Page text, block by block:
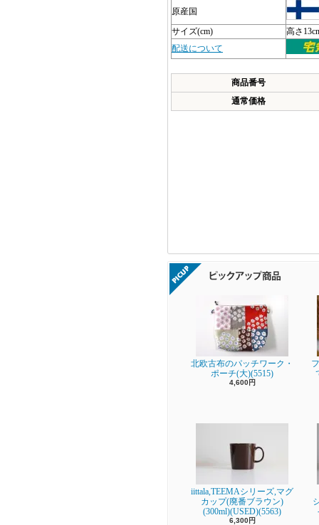
原産国
サイズ(cm)
高さ
配送について
商品番号
通常価格
北欧古布のパッチワーク・
ポーチ(大)(5515)
4,600円
iittala,TEEMAシリーズ,マグ
カップ(廃番ブラウン)
(300ml)(USED)(5563)
6,300円